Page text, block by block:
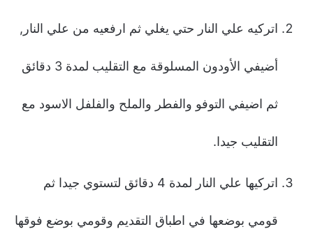
اتركيه علي النار حتي يغلي ثم ارفعيه من علي النار,
أضيفي الأودون المسلوقة مع التقليب لمدة 3 دقائق
ثم اضيفي التوفو والفطر والملح والفلفل الاسود مع
التقليب جيدا.
اتركيها علي النار لمدة 4 دقائق لتستوي جيدا ثم
قومي بوضعها في اطباق التقديم وقومي بوضع فوقها